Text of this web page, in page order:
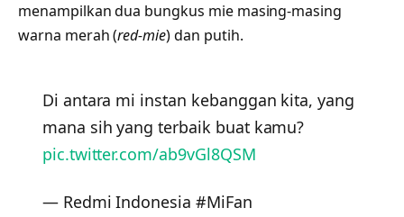
menampilkan dua bungkus mie masing-masing
warna merah (red-mie) dan putih.
Di antara mi instan kebanggan kita, yang
mana sih yang terbaik buat kamu?
pic.twitter.com/ab9vGl8QSM
— Redmi Indonesia #MiFan